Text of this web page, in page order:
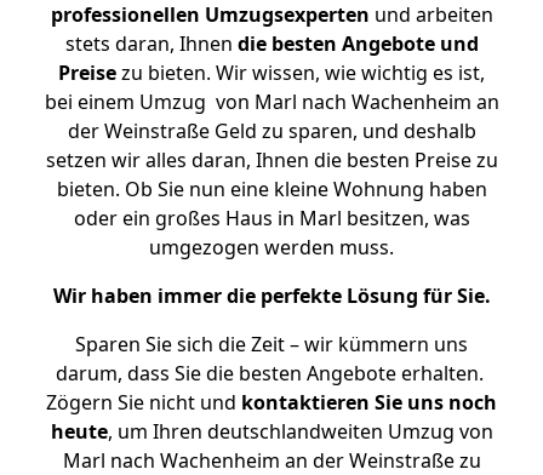
professionellen Umzugsexperten und arbeiten
stets daran, Ihnen die besten Angebote und
Preisezu bieten. Wir wissen, wie wichtig es ist,
bei einem Umzug von Marl nach Wachenheim an
der Weinstraße Geld zu sparen, und deshalb
setzen wir alles daran, Ihnen die besten Preise zu
bieten. Ob Sie nun eine kleine Wohnung haben
oder ein großes Haus in Marl besitzen, was
umgezogen werden muss.
Wir haben immer die perfekte Lösung für Sie.
Sparen Sie sich die Zeit – wir kümmern uns
darum, dass Sie die besten Angebote erhalten.
Zögern Sie nicht und kontaktieren Sie uns noch
heute, um Ihren deutschlandweiten Umzug von
Marl nach Wachenheim an der Weinstraße zu